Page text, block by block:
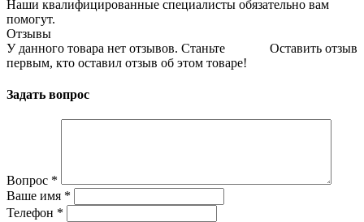
Наши квалифицированные специалисты обязательно вам
помогут.
Отзывы
Оставить отзыв
У данного товара нет отзывов. Станьте
первым, кто оставил отзыв об этом товаре!
Задать вопрос
Вопрос *
Ваше имя *
Телефон *